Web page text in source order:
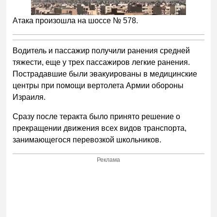
Атака произошла на шоссе № 578.
Водитель и пассажир получили ранения средней
тяжести, еще у трех пассажиров легкие ранения.
Пострадавшие были эвакуированы в медицинские
центры при помощи вертолета Армии обороны
Израиля.
Сразу после теракта было принято решение о
прекращении движения всех видов транспорта,
занимающегося перевозкой школьников.
Реклама